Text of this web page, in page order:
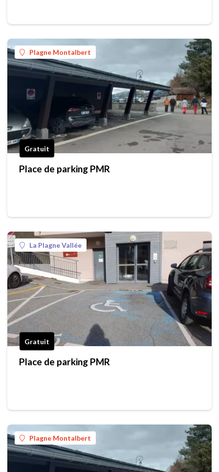
Plagne Montalbert
Gratuit
Place de parking PMR
La Plagne Vallée
Gratuit
Place de parking PMR
Plagne Montalbert